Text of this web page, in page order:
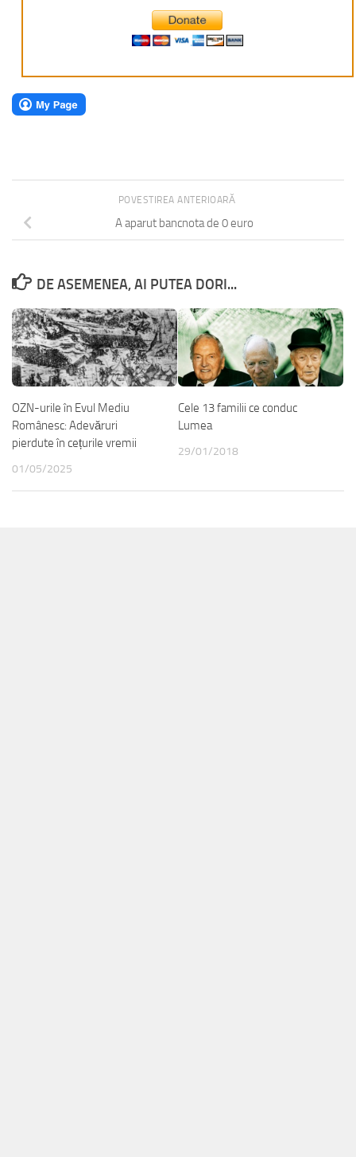
POVESTIREA ANTERIOARĂ
A aparut bancnota de 0 euro
DE ASEMENEA, AI PUTEA DORI...
OZN-urile în Evul Mediu
Românesc: Adevăruri
pierdute în cețurile vremii
01/05/2025
Cele 13 familii ce conduc
Lumea
29/01/2018